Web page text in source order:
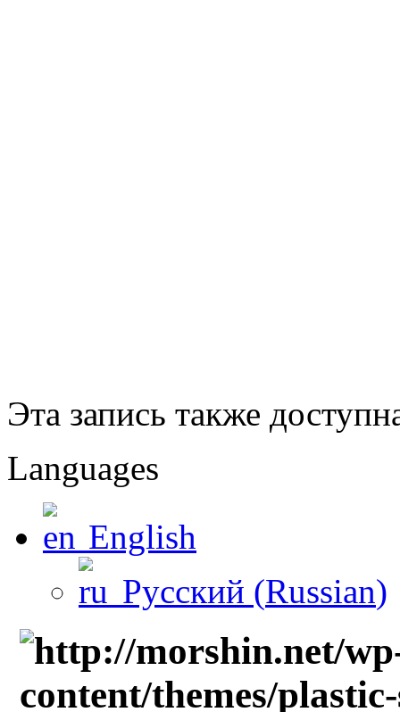
Эта запись также
Languages
English
Русский (Russian)